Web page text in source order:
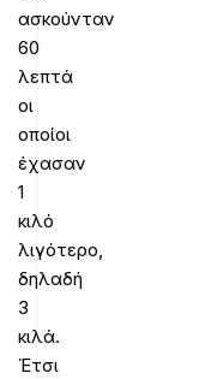
ασκούνταν
60
λεπτά
οι
οποίοι
έχασαν
1
κιλό
λιγότερο,
δηλαδή
3
κιλά.
Έτσι